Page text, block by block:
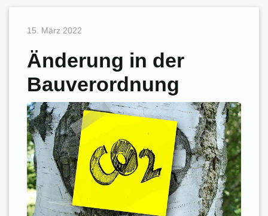
15. März 2022
Änderung in der
Bauverordnung